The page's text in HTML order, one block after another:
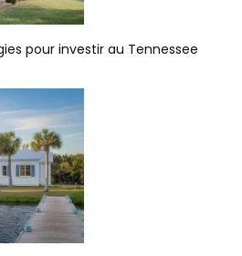
pour investir au Tennessee